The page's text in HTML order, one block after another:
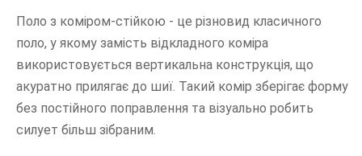
Поло з коміром-стійкою - це різновид класичного
поло, у якому замість відкладного коміра
використовується вертикальна конструкція, що
акуратно прилягає до шиї. Такий комір зберігає форму
без постійного поправлення та візуально робить
силует більш зібраним.